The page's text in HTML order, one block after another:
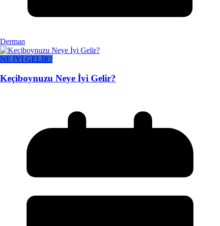
Derman
NE İYİ GELİR?
Keçiboynuzu Neye İyi Gelir?